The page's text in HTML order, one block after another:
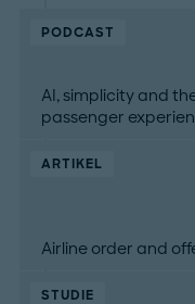
PODCAST
AI, simplicity and
passenger
ARTIKEL
Airline order and
STUDIE